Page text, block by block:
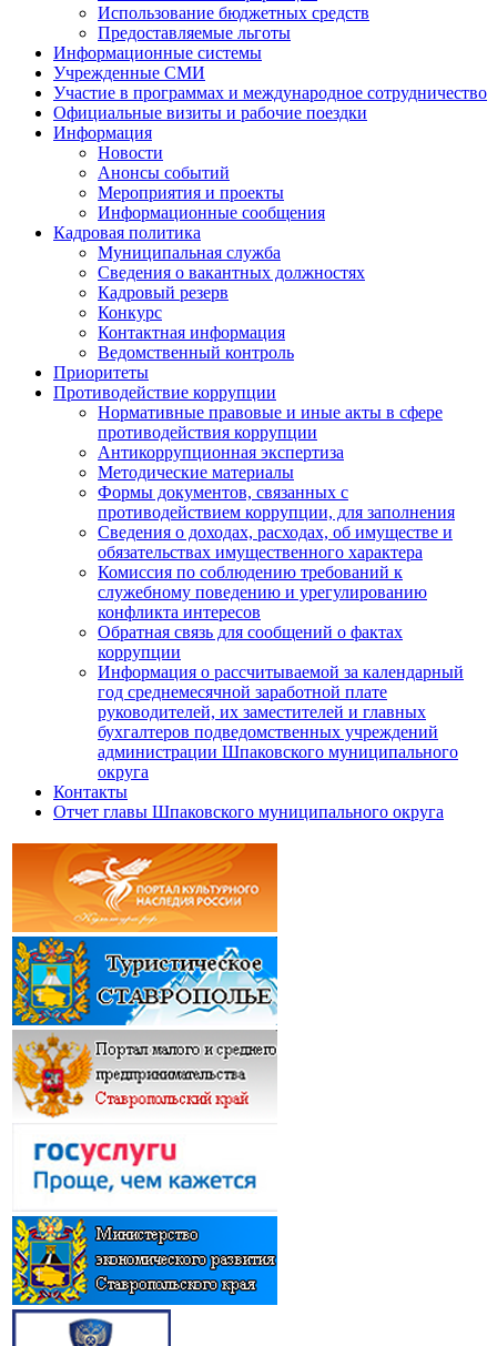
Использование бюджетных средств
Предоставляемые льготы
Информационные системы
Учрежденные СМИ
Участие в программах и международное сотрудничество
Официальные визиты и рабочие поездки
Информация
Новости
Анонсы событий
Мероприятия и проекты
Информационные сообщения
Кадровая политика
Муниципальная служба
Сведения о вакантных должностях
Кадровый резерв
Конкурс
Контактная информация
Ведомственный контроль
Приоритеты
Противодействие коррупции
Нормативные правовые и иные акты в сфере
противодействия коррупции
Антикоррупционная экспертиза
Методические материалы
Формы документов, связанных с
противодействием коррупции, для заполнения
Сведения о доходах, расходах, об имуществе и
обязательствах имущественного характера
Комиссия по соблюдению требований к
служебному поведению и урегулированию
конфликта интересов
Обратная связь для сообщений о фактах
коррупции
Информация о рассчитываемой за календарный
год среднемесячной заработной плате
руководителей, их заместителей и главных
бухгалтеров подведомственных учреждений
администрации Шпаковского муниципального
округа
Контакты
Отчет главы Шпаковского муниципального округа